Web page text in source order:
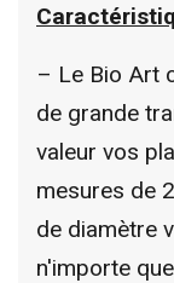
– Le Bio Art
de grande
valeur vos
mesures de
de diamètre
n'importe